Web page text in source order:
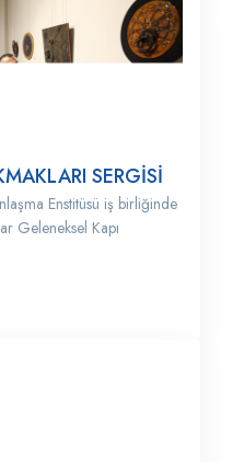
SERGİSİ
Enstitüsü iş birliğinde
Geleneksel Kapı